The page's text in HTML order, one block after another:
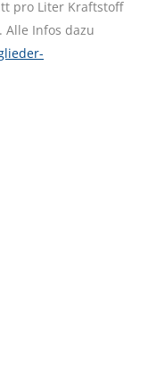
pro Liter Kraftstoff
Alle Infos dazu